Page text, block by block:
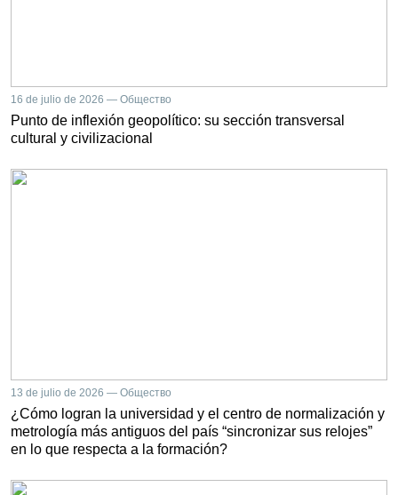
16 de julio de 2026 — Общество
Punto de inflexión geopolítico: su sección transversal
cultural y civilizacional
13 de julio de 2026 — Общество
¿Cómo logran la universidad y el centro de normalización y
metrología más antiguos del país “sincronizar sus relojes”
en lo que respecta a la formación?